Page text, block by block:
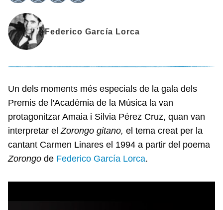
Federico García Lorca
Un dels moments més especials de la gala dels
Premis de l'Acadèmia de la Música la van
protagonitzar Amaia i Silvia Pérez Cruz, quan van
interpretar elZorongo gitano, el tema creat per la
cantant Carmen Linares el 1994 a partir del poema
Zorongo de Federico García Lorca.